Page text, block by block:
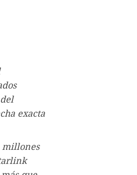
exacta
millones